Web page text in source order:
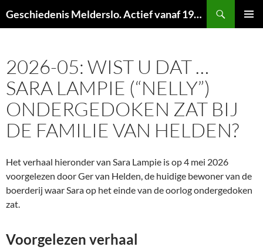
naar
Geschiedenis Melderslo. Actief vanaf 1973!
2026-05: WIST U DAT …
SARA LAMPIE (“NELLY”)
ONDERGEDOKEN ZAT BIJ
DE FAMILIE VAN HELDEN?
Het verhaal hieronder van Sara Lampie is op 4 mei 2026
voorgelezen door Ger van Helden, de huidige bewoner van de
boerderij waar Sara op het einde van de oorlog ondergedoken
zat.
Voorgelezen verhaal